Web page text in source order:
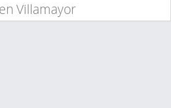
Villamayor